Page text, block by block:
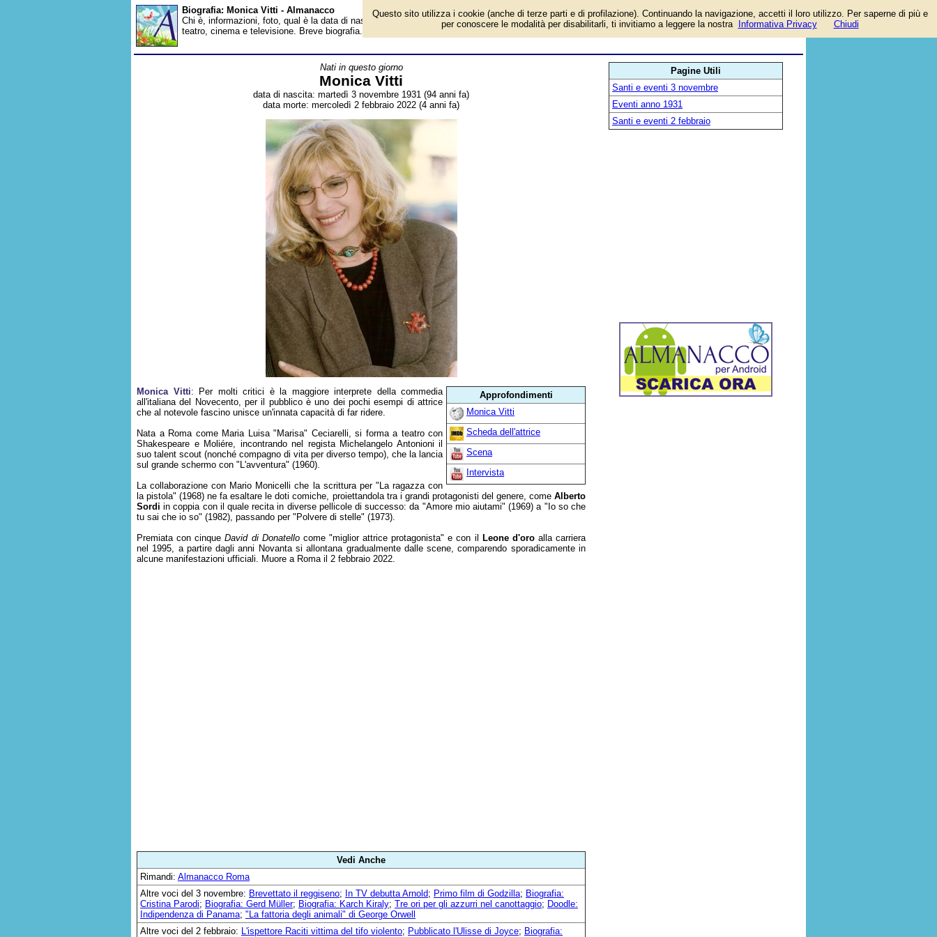
Biografia: Monica Vitti - Almanacco
Chi è, informazioni, foto, qual è la data di nascita, dove è nato, cosa ha fatto Monica Vitti, attrice italiana di
teatro, cinema e televisione. Breve biografia. Voce dell'Almanacco.
Nati in questo giorno
Monica Vitti
data di nascita: martedì 3 novembre 1931 (94 anni fa)
data morte: mercoledì 2 febbraio 2022 (4 anni fa)
Approfondimenti
Monica Vitti
Scheda dell'attrice
Scena
Intervista
Monica Vitti: Per molti critici è la maggiore interprete della commedia
all'italiana del Novecento, per il pubblico è uno dei pochi esempi di attrice
che al notevole fascino unisce un'innata capacità di far ridere.
Nata a Roma come Maria Luisa "Marisa" Ceciarelli, si forma a teatro con
Shakespeare e Moliére, incontrando nel regista Michelangelo Antonioni il
suo talent scout (nonché compagno di vita per diverso tempo), che la lancia
sul grande schermo con "L'avventura" (1960).
La collaborazione con Mario Monicelli che la scrittura per "La ragazza con
la pistola" (1968) ne fa esaltare le doti comiche, proiettandola tra i grandi protagonisti del genere, come Alberto
Sordi in coppia con il quale recita in diverse pellicole di successo: da "Amore mio aiutami" (1969) a "Io so che
tu sai che io so" (1982), passando per "Polvere di stelle" (1973).
Premiata con cinqueDavid di Donatellocome "miglior attrice protagonista" e con il Leone d'oroalla carriera
nel 1995, a partire dagli anni Novanta si allontana gradualmente dalle scene, comparendo sporadicamente in
alcune manifestazioni ufficiali. Muore a Roma il 2 febbraio 2022.
Vedi Anche
Rimandi: Almanacco Roma
Altre voci del 3 novembre: Brevettato il reggiseno; In TV debutta Arnold; Primo film di Godzilla; Biografia:
Cristina Parodi; Biografia: Gerd Müller; Biografia: Karch Kiraly; Tre ori per gli azzurri nel canottaggio; Doodle:
Indipendenza di Panama; "La fattoria degli animali" di George Orwell
Altre voci del 2 febbraio: L'ispettore Raciti vittima del tifo violento; Pubblicato l'Ulisse di Joyce; Biografia:
Pagine Utili
Santi e eventi 3 novembre
Eventi anno 1931
Santi e eventi 2 febbraio
Questo sito utilizza i cookie (anche di terze parti e di profilazione). Continuando la navigazione, accetti il loro utilizzo. Per saperne di più e
per conoscere le modalità per disabilitarli, ti invitiamo a leggere la nostra
Informativa Privacy Chiudi